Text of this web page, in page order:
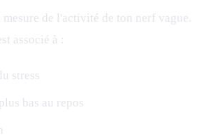
de l'activité de ton nerf vague.
associé à :
stress
bas au repos